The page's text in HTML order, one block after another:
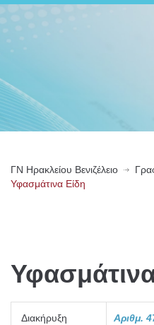
ΓN Ηρακλείου Βενιζέλειο
Υφασμάτινα Είδη
Διακήρυξη Αριθμ.